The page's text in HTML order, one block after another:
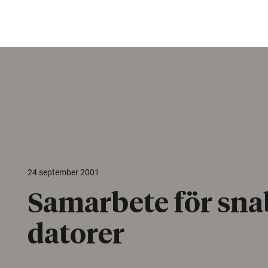
24 september 2001
Samarbete för
datorer